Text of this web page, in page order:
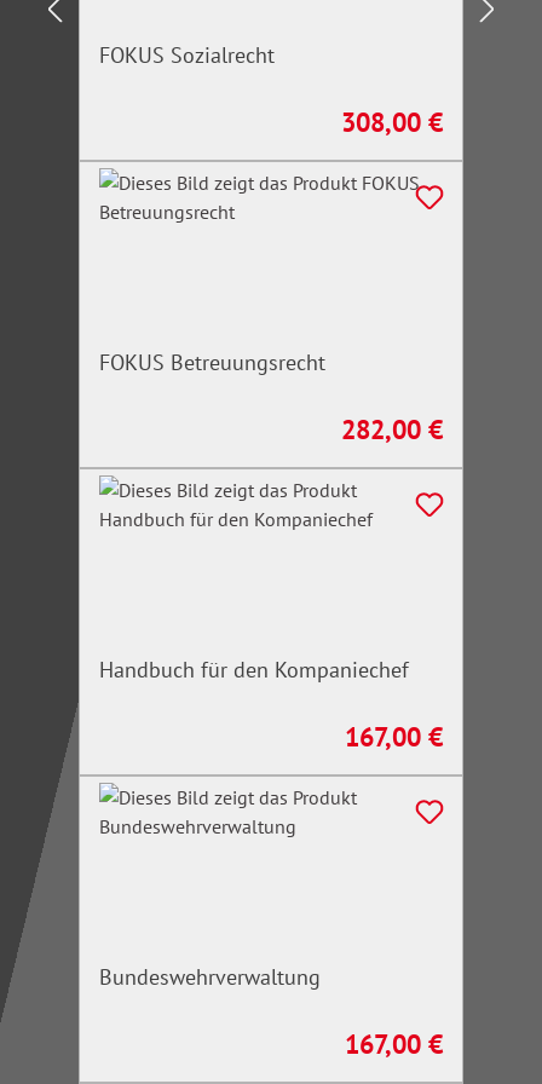
FOKUS Sozialrecht
Regulärer Preis:
308,00 €
FOKUS Betreuungsrecht
Regulärer Preis:
282,00 €
Handbuch für den Kompaniechef
Regulärer Preis:
167,00 €
Bundeswehrverwaltung
Regulärer Preis:
167,00 €